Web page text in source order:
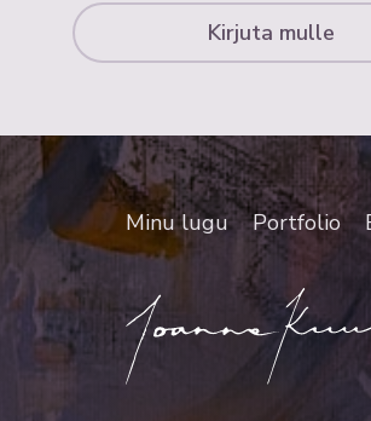
Kirjuta mulle
Minu lugu Portfolio